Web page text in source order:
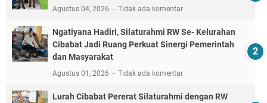
Agustus 04, 2026 Tidak ada komentar
Ngatiyana Hadiri, Silaturahmi RW Se- Kelurahan
Cibabat Jadi Ruang Perkuat Sinergi Pemerintah
dan Masyarakat
Agustus 01, 2026 Tidak ada komentar
Lurah Cibabat Pererat Silaturahmi dengan RW